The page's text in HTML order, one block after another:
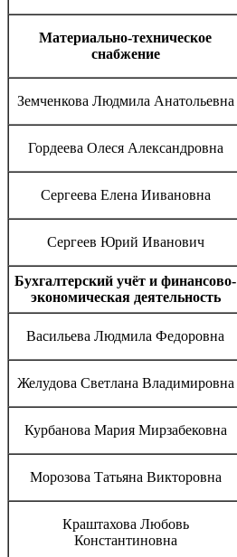
Материально-техническое
снабжение
Земченкова Людмила Анатольевна
Гордеева Олеся Александровна
Сергеева Елена Иивановна
Сергеев Юрий Иванович
Бухгалтерский учёт и финансово-
экономическая деятельность
Васильева Людмила Федоровна
Желудова Светлана Владимировна
Курбанова Мария Мирзабековна
Морозова Татьяна Викторовна
Краштахова Любовь
Константиновна